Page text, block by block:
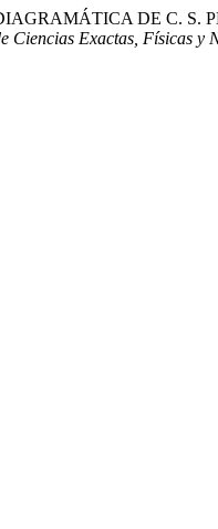
DE C. S.
Ciencias Exactas, Físicas y